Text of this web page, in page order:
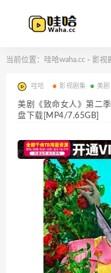
当前位置： 哇哈waha.cc > 影视
哇哈 影视剧集 美剧
美剧《致命女人》第二
盘下载[MP4/7.65GB]